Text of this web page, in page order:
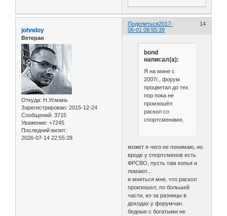
Поделиться 14
2017-
06-01 08:55:39
johndoy
Ветеран
Откуда: Н.Усмань
Зарегистрирован: 2015-12-24
Сообщений: 3715
Уважение: +7245
Последний визит:
2026-07-14 22:55:28
bond
написал(а):
Я на мине с
2007г., форум
процветал до тех
пор пока не
произошёл
раскол со
спортсменами,
может я чего не понимаю, но
вроде у спортсменов есть
ФРСВО, пусть там копья и
ломают...
и мниться мне, что раскол
произошел, по большей
части, из-за разницы в
доходах у форумчан.
бедные с богатыми не